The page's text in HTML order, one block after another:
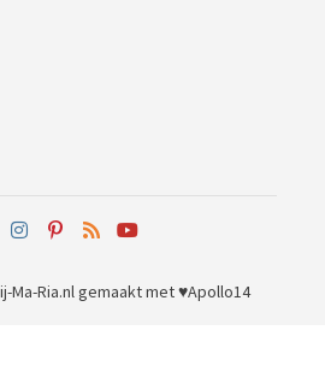
Ma-Ria.nlgemaakt met ♥Apollo14